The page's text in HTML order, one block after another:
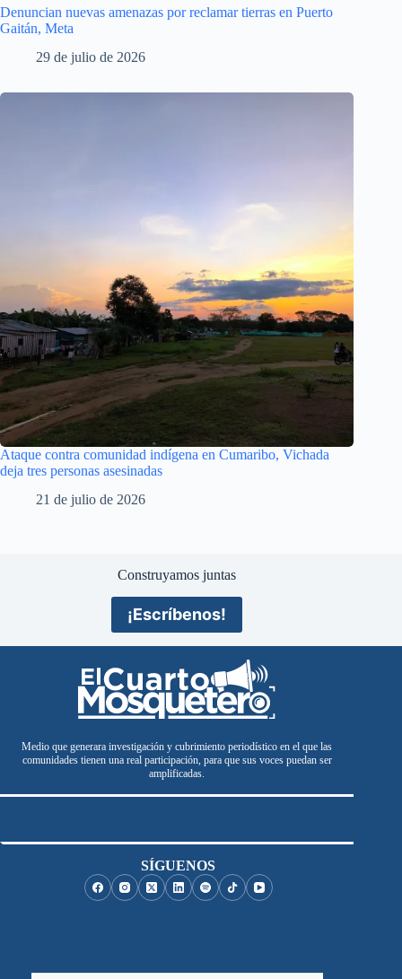
Denuncian nuevas amenazas por reclamar tierras en Puerto
Gaitán, Meta
29 de julio de 2026
Ataque contra comunidad indígena en Cumaribo, Vichada
deja tres personas asesinadas
21 de julio de 2026
Construyamos juntas
¡Escríbenos!
Medio que generara investigación y cubrimiento periodístico en el que las
comunidades tienen una real participación, para que sus voces puedan ser
amplificadas.
SÍGUENOS